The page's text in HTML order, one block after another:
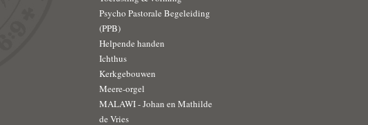
Psycho Pastorale Begeleiding
(PPB)
Helpende handen
Ichthus
Kerkgebouwen
Meere-orgel
MALAWI - Johan en Mathilde
de Vries